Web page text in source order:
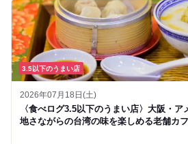
3.5以下のうまい店
2026年07月18日(土)
〈食べログ3.5以下のうまい店〉大阪・
地さながらの台湾の味を楽しめる老舗カ